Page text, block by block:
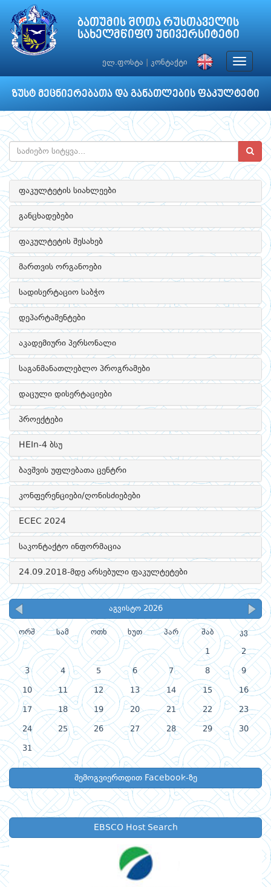
ბათუმის შოთა რუსთაველის
სახელმწიფო უნივერსიტეტი
ელ.ფოსტა კონტაქტი
Toggle
ზუსტ მეცნიერებათა და განათლების ფაკულტეტი
ფაკულტეტის სიახლეები
განცხადებები
ფაკულტეტის შესახებ
მართვის ორგანოები
სადისერტაციო საბჭო
დეპარტამენტები
აკადემიური პერსონალი
საგანმანათლებლო პროგრამები
დაცული დისერტაციები
პროექტები
HEIn-4 ბსუ
ბავშვის უფლებათა ცენტრი
კონფერენციები/ღონისძიებები
ECEC 2024
საკონტაქტო ინფორმაცია
24.09.2018-მდე არსებული ფაკულტეტები
აგვისტო 2026
ორშ სამ ოთხ ხუთ პარ შაბ კვ
1 2
3 4 5 6 7 8 9
10 11 12 13 14 15 16
17 18 19 20 21 22 23
24 25 26 27 28 29 30
31
შემოგვიერთდით Facebook-ზე
EBSCO Host Search